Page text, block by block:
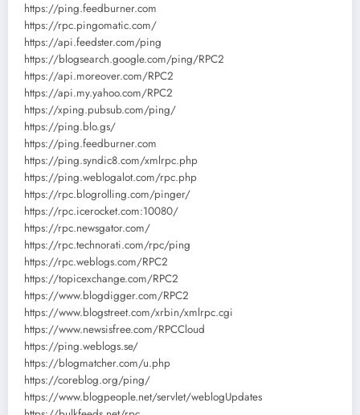
https://ping.feedburner.com
https://rpc.pingomatic.com/
https://api.feedster.com/ping
https://blogsearch.google.com/ping/RPC2
https://api.moreover.com/RPC2
https://api.my.yahoo.com/RPC2
https://xping.pubsub.com/ping/
https://ping.blo.gs/
https://ping.feedburner.com
https://ping.syndic8.com/xmlrpc.php
https://ping.weblogalot.com/rpc.php
https://rpc.blogrolling.com/pinger/
https://rpc.icerocket.com:10080/
https://rpc.newsgator.com/
https://rpc.technorati.com/rpc/ping
https://rpc.weblogs.com/RPC2
https://topicexchange.com/RPC2
https://www.blogdigger.com/RPC2
https://www.blogstreet.com/xrbin/xmlrpc.cgi
https://www.newsisfree.com/RPCCloud
https://ping.weblogs.se/
https://blogmatcher.com/u.php
https://coreblog.org/ping/
https://www.blogpeople.net/servlet/weblogUpdates